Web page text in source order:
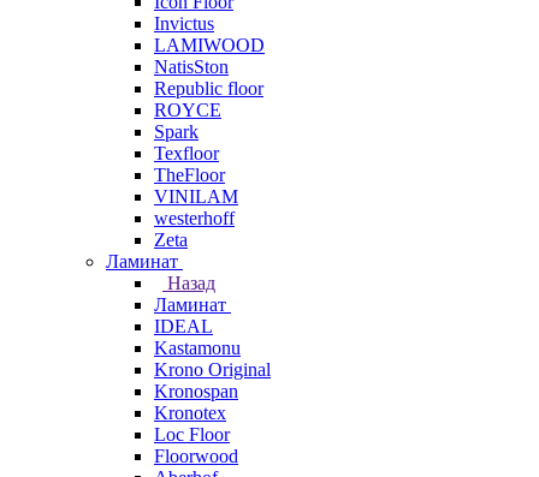
Invictus
LAMIWOOD
NatisSton
Republic floor
ROYCE
Spark
Texfloor
TheFloor
VINILAM
westerhoff
Zeta
Ламинат
Назад
Ламинат
IDEAL
Kastamonu
Krono Original
Kronospan
Kronotex
Loc Floor
Floorwood